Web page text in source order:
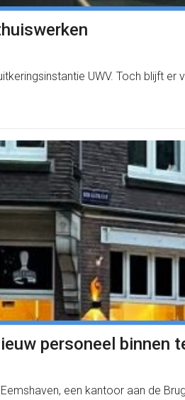
UWV. Toch blijft
personeel binnen
een kantoor aan de